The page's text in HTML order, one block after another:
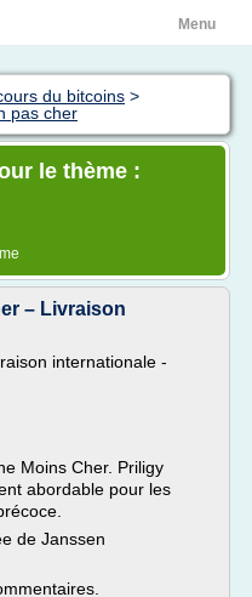
Menu
du bitcoins >
pas cher
le thème :
– Livraison
internationale -
Moins Cher. Priligy
abordable pour les
de Janssen